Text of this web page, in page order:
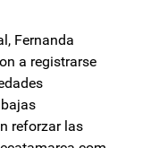
Fernanda
a registrarse
reforzar las